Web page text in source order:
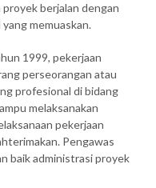
berjalan dengan
memuaskan.
1999, pekerjaan
perseorangan atau
profesional di bidang
melaksanakan
pekerjaan
Pengawas
baik administrasi proyek